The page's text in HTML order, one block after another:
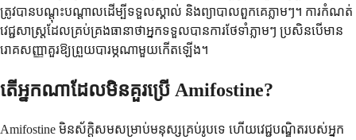
ត្រូវបានបណ្តុះបណ្តាលដើម្បីទទួលស្គាល់ និងព្យាបាលពួកគេភ្លាមៗ។ ការកំណត់
វេជ្ជសាស្ត្រដែលគ្រប់គ្រងធានាថាអ្នកទទួលបានការថែទាំភ្លាមៗ ប្រសិនបើមាន
រោគសញ្ញាគួរឱ្យព្រួយបារម្ភណាមួយកើតឡើង។
តើអ្នកណាដែលមិនគួរប្រើ Amifostine?
Amifostine មិនស័ក្តិសមសម្រាប់មនុស្សគ្រប់រូបទេ ហើយវេជ្ជបណ្ឌិតរបស់អ្នក